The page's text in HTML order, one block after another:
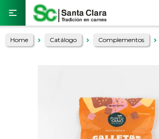

Home Catálogo Complementos